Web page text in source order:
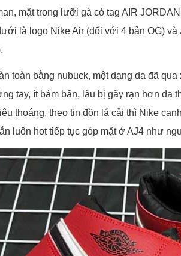
mặt trong lưỡi gà có tag AIR
là logo Nike Air (đối với 4 bản OG)
toàn bằng nubuck, một dạng da đã
tay, ít bám bẩn, lâu bị gãy rạn hơn da
thoáng, theo tin đồn lá cải thì Nike
luôn hot tiếp tục góp mặt ở AJ4 như